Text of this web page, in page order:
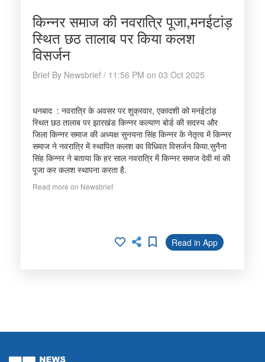
किन्नर समाज की नवरात्रि पूजा,मनईटांड़
स्थित छठ तालाब पर किया कलश
विसर्जन
Brief By Newsbrief / 11:56 PM on 03 Oct 2025
धनबाद : नवरात्रि के अवसर पर शुक्रवार, एकादशी को मनईटांड़
स्थित छठ तालाब पर झारखंड किन्नर कल्याण बोर्ड की सदस्य और
जिला किन्नर समाज की अध्यक्ष सुनयना सिंह किन्नर के नेतृत्व में किन्नर
समाज ने नवरात्रि में स्थापित कलश का विधिवत विसर्जन किया.सुनैना
सिंह किन्नर ने बताया कि हर साल नवरात्रि में किन्नर समाज देवी मां की
पूजा कर कलश स्थापना करता है.
Read more on Newsbrief
Read in App